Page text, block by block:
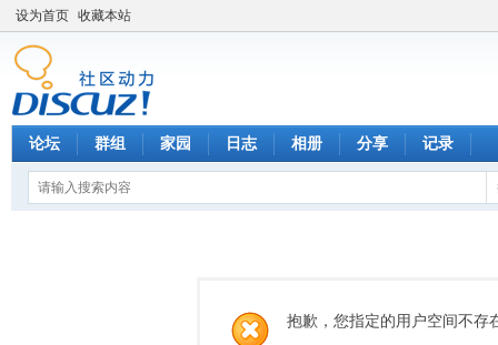
设为首页 收藏本站
论坛 群组 家园 日志 相册 分享 记录
抱歉，您指定的用户空间不存